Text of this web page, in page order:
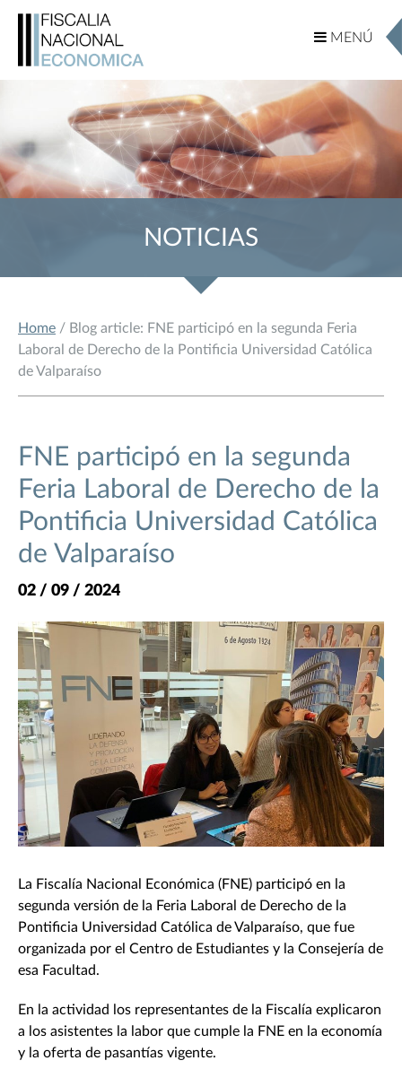
MENÚ
MENÚ
NOTICIAS
Home / Blog article: FNE participó en la segunda Feria
Laboral de Derecho de la Pontificia Universidad Católica
de Valparaíso
FNE participó en la segunda
Feria Laboral de Derecho de la
Pontificia Universidad Católica
de Valparaíso
02 / 09 / 2024
La Fiscalía Nacional Económica (FNE) participó en la
segunda versión de la Feria Laboral de Derecho de la
Pontificia Universidad Católica de Valparaíso, que fue
organizada por el Centro de Estudiantes y la Consejería de
esa Facultad.
En la actividad los representantes de la Fiscalía explicaron
a los asistentes la labor que cumple la FNE en la economía
y la oferta de pasantías vigente.